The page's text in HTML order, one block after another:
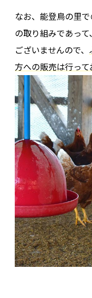
なお、能登鳥の里
の取り組みであっ
ございませんので、
方への販売は行って